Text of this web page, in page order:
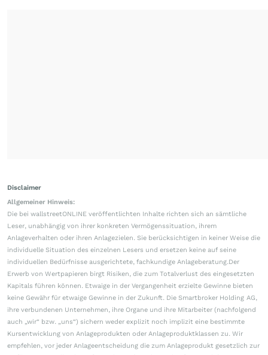
Disclaimer
Allgemeiner Hinweis:
Die bei wallstreetONLINE veröffentlichten Inhalte richten sich an sämtliche
Leser, unabhängig von ihrer konkreten Vermögenssituation, ihrem
Anlageverhalten oder ihren Anlagezielen. Sie berücksichtigen in keiner Weise die
individuelle Situation des einzelnen Lesers und ersetzen keine auf seine
individuellen Bedürfnisse ausgerichtete, fachkundige Anlageberatung.Der
Erwerb von Wertpapieren birgt Risiken, die zum Totalverlust des eingesetzten
Kapitals führen können. Etwaige in der Vergangenheit erzielte Gewinne bieten
keine Gewähr für etwaige Gewinne in der Zukunft. Die Smartbroker Holding AG,
ihre verbundenen Unternehmen, ihre Organe und ihre Mitarbeiter (nachfolgend
auch „wir“ bzw. „uns“) sichern weder explizit noch implizit eine bestimmte
Kursentwicklung von Anlageprodukten oder Anlageproduktklassen zu. Wir
empfehlen, vor jeder Anlageentscheidung die zum Anlageprodukt gesetzlich zur